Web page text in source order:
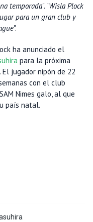
temporada". "Wisla Plock
para un gran club y
".
ha anunciado el
para la próxima
El jugador nipón de 22
con el club
Nimes galo, al que
país natal.